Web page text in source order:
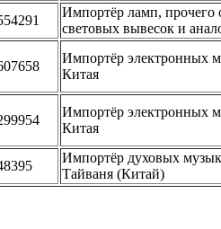
Импортёр ламп, прочего
световых вывесок и
Импортёр электронных
Китая
Импортёр электронных
Китая
Импортёр духовых
Тайваня (Китай)